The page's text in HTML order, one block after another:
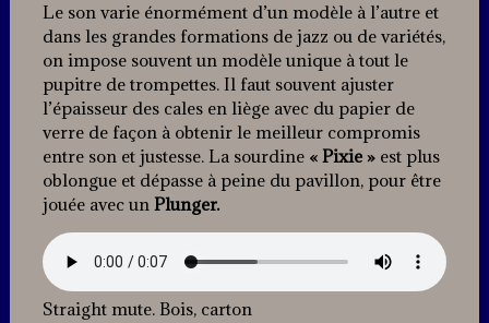
Le son varie énormément d’un modèle à l’autre et
dans les grandes formations de jazz ou de variétés,
on impose souvent un modèle unique à tout le
pupitre de trompettes. Il faut souvent ajuster
l’épaisseur des cales en liège avec du papier de
verre de façon à obtenir le meilleur compromis
entre son et justesse. La sourdine « Pixie »est plus
oblongue et dépasse à peine du pavillon, pour être
jouée avec un Plunger.
Straight mute. Bois, carton